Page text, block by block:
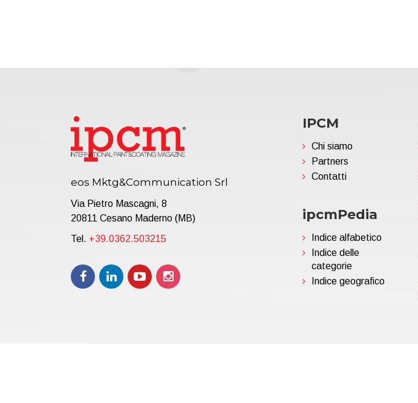
eos Mktg&Communication Srl
Via Pietro Mascagni, 8
20811 Cesano Maderno (MB)
Tel. +39.0362.503215
IPCM
Chi siamo
Partners
Contatti
ipcmPedia
Indice alfabetico
Indice delle
categorie
Indice geografico